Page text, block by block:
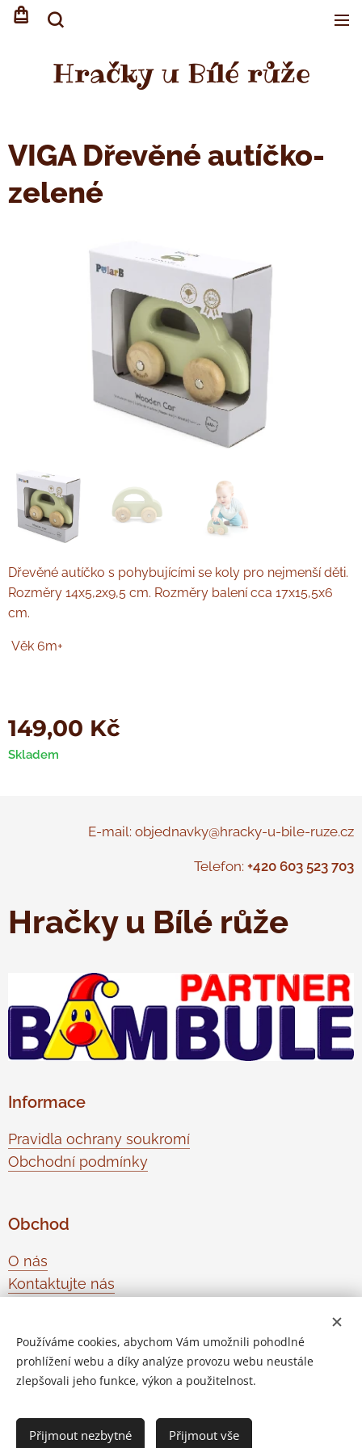
Hračky u Bílé růže
VIGA Dřevěné autíčko-
zelené
Dřevěné autíčko s pohybujícími se koly pro nejmenší děti.
Rozměry 14x5,2x9,5 cm. Rozměry balení cca 17x15,5x6
cm.
Věk 6m+
149,00 Kč
Skladem
Do košíku
E-mail: objednavky@hracky-u-bile-ruze.cz
Telefon: +420 603 523 703
Hračky u Bílé růže
Informace
Pravidla ochrany soukromí
Obchodní podmínky
Obchod
O nás
Kontaktujte nás
Vytvořeno službouWebnode Cookies
Používáme cookies, abychom Vám umožnili pohodlné
prohlížení webu a díky analýze provozu webu neustále
zlepšovali jeho funkce, výkon a použitelnost.
Přijmout nezbytné Přijmout vše